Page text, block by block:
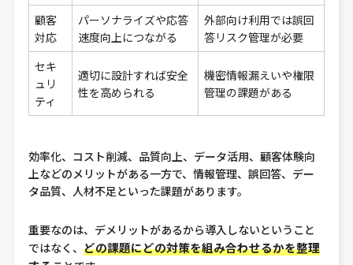
顧客
対応
パーソナライズや応答
速度向上につながる
外部向け利用では誤回
答リスク管理が必要
セキ
ュリ
ティ
適切に設計すれば安全
性を高められる
機密情報漏えいや権限
管理の課題がある
効率化、コスト削減、品質向上、データ活用、顧客体験向
上などのメリットがある一方で、情報管理、誤回答、デー
タ品質、人材不足といった課題があります。
重要なのは、デメリットがあるから導入しないということ
ではなく、 どの課題にどの対策を組み合わせるかを整理